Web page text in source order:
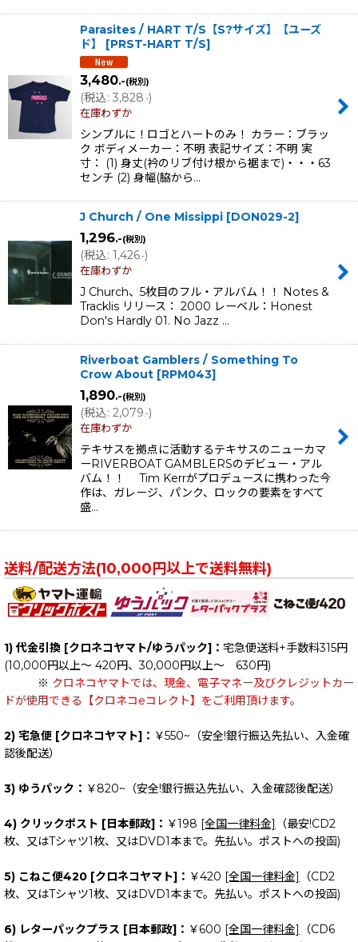
Parasites / HART T/S【S?サイズ】【ユーズ
ド】
[PRST-HART T/S]
3,480.-(税別)
(税込: 3,828.-)
在庫わずか
シンプルに！ロゴとハートのみ！ カラー：ブラッ
ク ボディメーカー：不明 表記サイズ：不明 実
寸： (1) 身丈(衿のリブ付け根から裾まで)・・・63
センチ (2) 身幅(脇から…
J Church / One Missippi [DON029-2]
1,296.-(税別)
(税込: 1,426.-)
在庫わずか
J Church、5枚目のフル・アルバム！！ Notes &
Tracklis リリース： 2000 レーベル：Honest
Don's Hardly 01. No Jazz …
Riverboat Gamblers / Something To
Crow About [RPM043]
1,890.-(税別)
(税込: 2,079.-)
在庫わずか
テキサスを拠点に活動するテキサスのニューカマ
ーRIVERBOAT GAMBLERSのデビュー・アル
バム！！ Tim Kerrがプロデュースに携わった今
作は、ガレージ、パンク、ロックの要素をすべて
盛…
送料/配送方法(10,000円以上で送料無料)
1) 代金引換 [クロネコヤマト/ゆうパック]： 宅急便送料+手数料315円
(10,000円以上～ 420円、30,000円以上～ 630円)
※ クロネコヤマトでは、現金、電子マネー及びクレジットカー
ドが使用できる【クロネコeコレクト】をご利用頂けます。
2) 宅急便 [クロネコヤマト]： ￥550~（安全!銀行振込先払い、入金確
認後配送）
3) ゆうパック： ￥820~（安全!銀行振込先払い、入金確認後配送）
4) クリックポスト [日本郵政]： ￥198 [全国一律料金]
（最安!CD2
枚、又はTシャツ1枚、又はDVD1本まで。先払い。ポストへの投函)
5) こねこ便420 [クロネコヤマト]： ￥420 [全国一律料金]
（CD2
枚、又はTシャツ1枚、又はDVD1本まで。先払い。ポストへの投函)
6) レターパックプラス [日本郵政]： ￥600 [全国一律料金]
（CD6